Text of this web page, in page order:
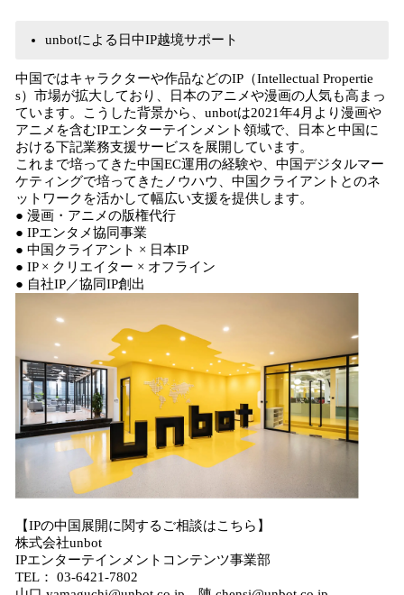
unbotによる日中IP越境サポート
中国ではキャラクターや作品などのIP（Intellectual Propertie
s）市場が拡大しており、日本のアニメや漫画の人気も高まっ
ています。こうした背景から、unbotは2021年4月より漫画や
アニメを含むIPエンターテインメント領域で、日本と中国に
おける下記業務支援サービスを展開しています。
これまで培ってきた中国EC運用の経験や、中国デジタルマー
ケティングで培ってきたノウハウ、中国クライアントとのネ
ットワークを活かして幅広い支援を提供します。
● 漫画・アニメの版権代行
● IPエンタメ協同事業
● 中国クライアント × 日本IP
● IP × クリエイター × オフライン
● 自社IP／協同IP創出
【IPの中国展開に関するご相談はこちら】
株式会社unbot
IPエンターテインメントコンテンツ事業部
TEL： 03-6421-7802